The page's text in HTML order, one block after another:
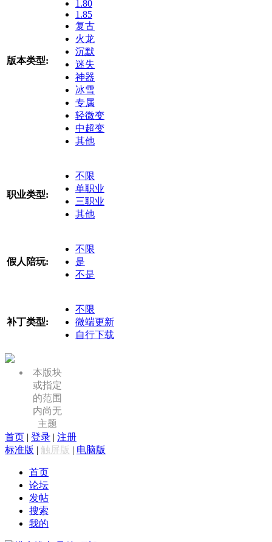
版本类型:
1.80
1.85
复古
火龙
沉默
迷失
神器
冰雪
专属
轻微变
中超变
其他
职业类型:
不限
单职业
三职业
其他
假人陪玩:
不限
是
不是
补丁类型:
不限
微端更新
自行下载
本版块
或指定
的范围
内尚无
主题
首页 | 登录 | 注册
标准版 | 触屏版 | 电脑版
首页
论坛
发帖
搜索
我的